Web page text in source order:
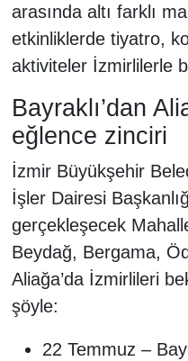
arasında altı farklı
etkinliklerde tiyatro,
aktiviteler İzmirlilerle
Bayraklı’dan
eğlence zinciri
İzmir Büyükşehir
İşler Dairesi
gerçekleşecek
Beydağ, Bergama,
Aliağa’da İzmirlileri
şöyle:
22 Temmuz –